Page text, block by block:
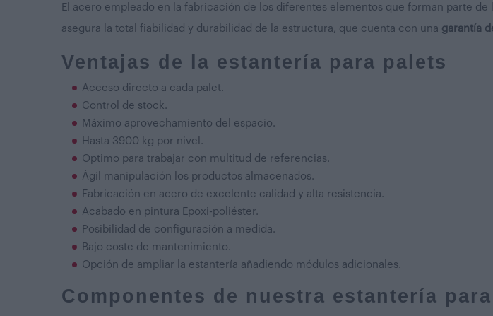
El acero empleado en la fabricación de los diferentes elementos que forman parte de
asegura la total fiabilidad y durabilidad de la estructura, que cuenta con una garantía
Ventajas de la estantería para palets
Acceso directo a cada palet.
Control de stock.
Máximo aprovechamiento del espacio.
Hasta 3900 kg por nivel.
Optimo para trabajar con multitud de referencias.
Ágil manipulación los productos almacenados.
Fabricación en acero de excelente calidad y alta resistencia.
Acabado en pintura Epoxi-poliéster.
Posibilidad de configuración a medida.
Bajo coste de mantenimiento.
Opción de ampliar la estantería añadiendo módulos adicionales.
Componentes de nuestra estantería